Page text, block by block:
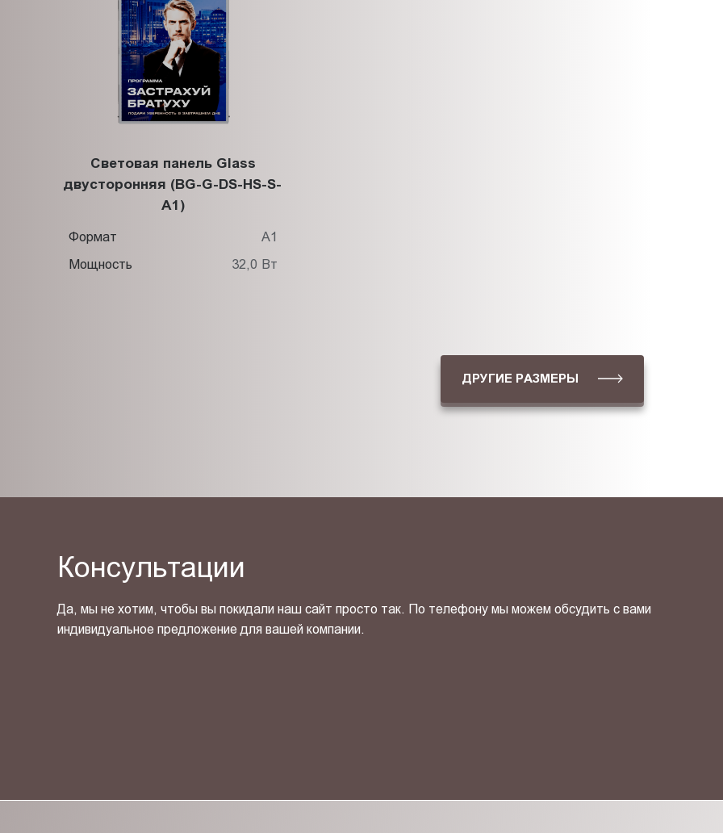
Световая панель Glass
двусторонняя (BG-G-DS-HS-S-
A1)
Формат
А1
Мощность
32,0 Вт
ДРУГИЕ РАЗМЕРЫ
Консультации
Да, мы не хотим, чтобы вы покидали наш сайт просто так. По телефону мы можем обсудить с вами
индивидуальное предложение для вашей компании.